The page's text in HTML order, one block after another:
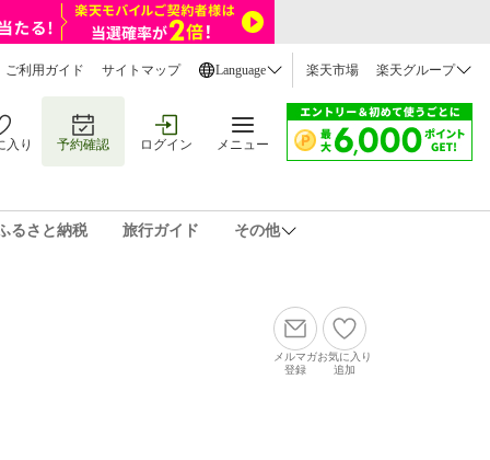
ご利用ガイド サイトマップ Language 楽天市場 楽天グループ
入り 予約確認 ログイン メニュー
るさと納税 旅行ガイド その他
メルマガ
登録
お気に入り
追加